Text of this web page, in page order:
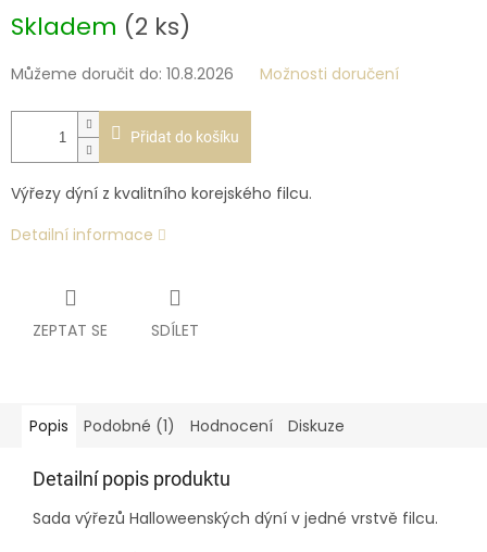
cena:
Skladem (2 ks)
Můžeme doručit do: 10.8.2026 Možnosti doručení
Přidat do košíku
Výřezy dýní z kvalitního korejského filcu.
Detailní informace
ZEPTAT SE SDÍLET
Popis Podobné (1) Hodnocení Diskuze
Detailní popis produktu
Sada výřezů Halloweenských dýní v jedné vrstvě filcu.